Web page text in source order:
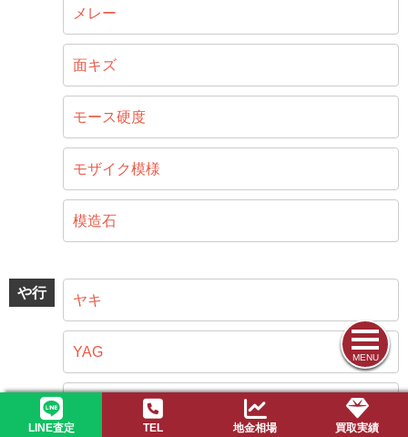
MENU
LINE査定 TEL 地金相場 買取実績
メレー
面キズ
モース硬度
モザイク模様
模造石
や行 ヤキ
YAG
遊色効果（プレイオブカラー）